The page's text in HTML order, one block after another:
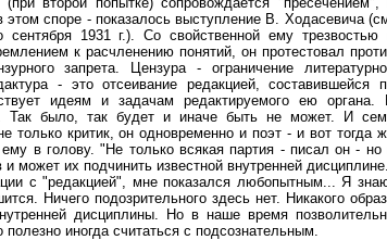
споре - показалось выступление В. Ходасевича
сентября 1931 г.). Со свойственной ему трезвостью
к расчленению понятий, он протестовал
запрета. Цензура - ограничение
- это отсеивание редакцией, составившейся
идеям и задачам редактируемого ею органа.
Так было, так будет и иначе быть не может. И
критик, он одновременно и поэт - и вот тогда
в голову. "Не только всякая партия - писал он - но
может их подчинить известной внутренней
с "редакцией", мне показался любопытным... Я
Ничего подозрительного здесь нет. Никакого
дисциплины. Но в наше время
иногда считаться с подсознательным.